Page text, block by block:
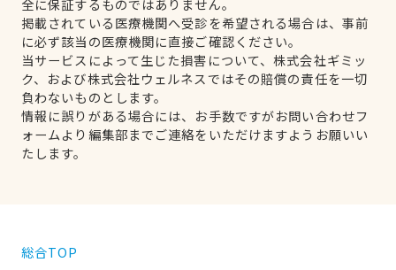
全に保証するものではありません。
掲載されている医療機関へ受診を希望される場合は、事前
に必ず該当の医療機関に直接ご確認ください。
当サービスによって生じた損害について、株式会社ギミッ
ク、および株式会社ウェルネスではその賠償の責任を一切
負わないものとします。
情報に誤りがある場合には、お手数ですがお問い合わせフ
ォームより編集部までご連絡をいただけますようお願いい
たします。
総合TOP